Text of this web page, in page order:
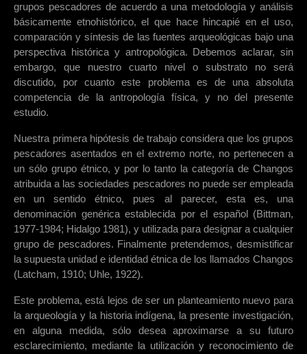
grupos pescadores de acuerdo a una metodología y análisis
básicamente etnohistórico, el que hace hincapié en el uso,
comparación y síntesis de las fuentes arqueológicas bajo una
perspectiva histórica y antropológica. Debemos aclarar, sin
embargo, que nuestro cuarto nivel o substrato no será
discutido, por cuanto este problema es de una absoluta
competencia de la antropología física, y no del presente
estudio.
Nuestra primera hipótesis de trabajo considera que los grupos
pescadores asentados en el extremo norte, no pertenecen a
un sólo grupo étnico, y por lo tanto la categoría de Changos
atribuida a las sociedades pescadores no puede ser empleada
en un sentido étnico, pues al parecer, esta es, una
denominación genérica establecida por el español (Bittman,
1977-1984; Hidalgo 1981), y utilizada para designar a cualquier
grupo de pescadores. Finalmente pretendemos, desmistificar
la supuesta unidad e identidad étnica de los llamados Changos
(Latcham, 1910; Uhle, 1922).
Este problema, está lejos de ser un planteamiento nuevo para
la arqueología y la historia indígena, la presente investigación,
en alguna medida, sólo desea aproximarse a su futuro
esclarecimiento, mediante la utilización y reconocimiento de